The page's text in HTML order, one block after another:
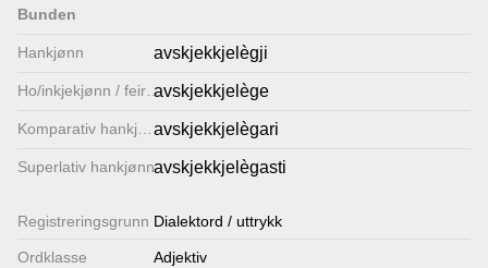
Bunden
Hankjønn avskjekkjelègji
Ho/inkjekjønn / feirtal
avskjekkjelège
avskjekkjelègari
Superlativ hankjønnavskjekkjelègasti
Registrerings­grunn Dialektord / uttrykk
Ordklasse Adjektiv